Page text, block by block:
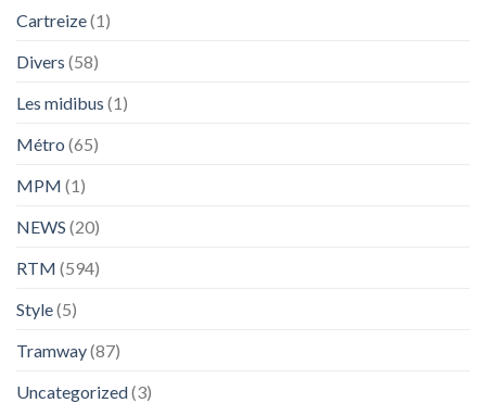
Cartreize(1)
Divers (58)
Les midibus (1)
Métro (65)
MPM (1)
NEWS (20)
RTM (594)
Style(5)
Tramway(87)
Uncategorized(3)